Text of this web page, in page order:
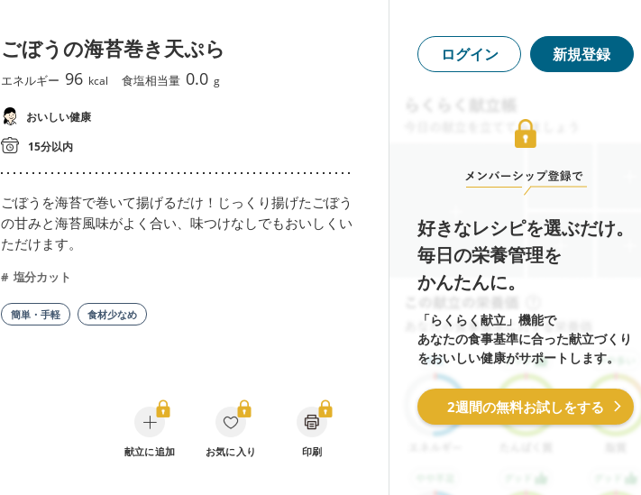
ごぼうの海苔巻き天ぷら
エネルギー 96 kcal 食塩相当量 0.0 g
おいしい健康
15分以内
ごぼうを海苔で巻いて揚げるだけ！じっくり揚げたごぼう
の甘みと海苔風味がよく合い、味つけなしでもおいしくい
ただけます。
塩分カット
簡単・手軽 食材少なめ
献立に追加 お気に入り 印刷
ログイン 新規登録
好きなレシピを選ぶだけ。
毎日の栄養管理を
かんたんに。
「らくらく献立」機能で
あなたの食事基準に合った献立づくり
をおいしい健康がサポートします。
2週間の無料お試しをする